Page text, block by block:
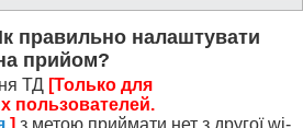
правильно налаштувати
прийом?
ТД [Только для
пользователей.